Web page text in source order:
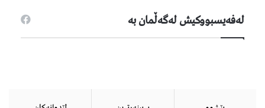
لەفەیسبووكیش لەگەڵمان بە